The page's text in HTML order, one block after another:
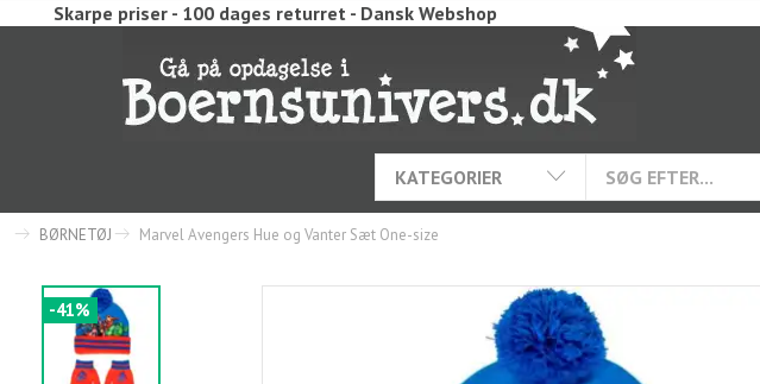
Skarpe priser - 100 dages returret - Dansk Webshop
KATEGORIER
BØRNETØJ Marvel Avengers Hue og Vanter Sæt One-size
-41%